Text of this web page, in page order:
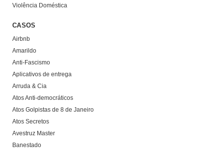
Violência Doméstica
CASOS
Airbnb
Amarildo
Anti-Fascismo
Aplicativos de entrega
Arruda & Cia
Atos Anti-democráticos
Atos Golpistas de 8 de Janeiro
Atos Secretos
Avestruz Master
Banestado